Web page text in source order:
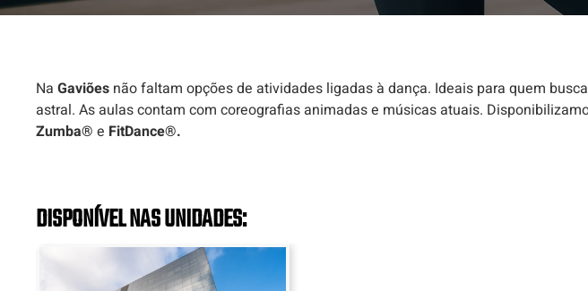
Na Gaviões não faltam opções de atividades ligadas à dança. Ideais para quem
astral. As aulas contam com coreografias animadas e músicas atuais.
Zumba® e FitDance®.
DISPONÍVEL NAS UNIDADES: